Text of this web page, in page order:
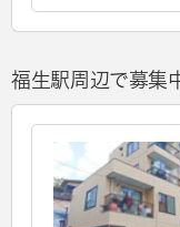
福生駅周辺で募集